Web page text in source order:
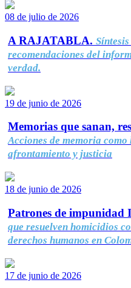
08 de julio de 2026
A RAJATABLA.
recomendaciones del
verdad.
19 de junio de 2026
Memorias que sanan,
Acciones de memoria como
afrontamiento y justicia
18 de junio de 2026
Patrones de impunidad
que resuelven homicidios
derechos humanos en
17 de junio de 2026